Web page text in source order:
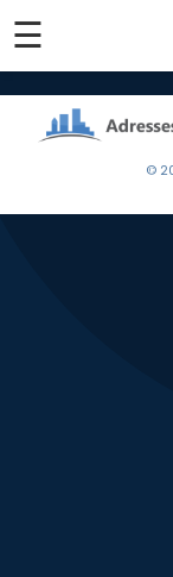
☰
©